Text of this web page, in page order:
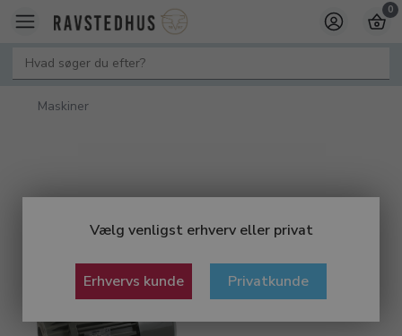
Vælg venligst erhverv eller privat
Erhvervs kunde Privatkunde
0
Maskiner